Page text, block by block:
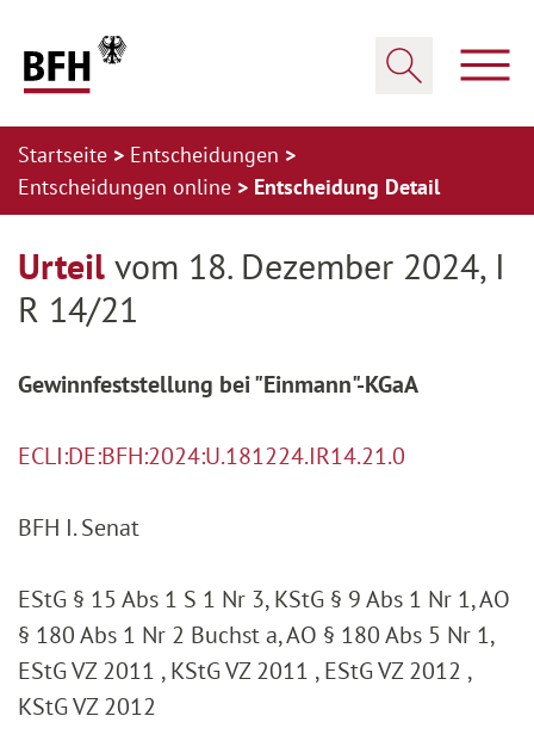
Startseite
Entscheidungen
Entscheidungen online
Entscheidung Detail
Urteil vom 18. Dezember 2024, I
R 14/21
Gewinnfeststellung bei "Einmann"-KGaA
ECLI:DE:BFH:2024:U.181224.IR14.21.0
BFH I. Senat
EStG § 15 Abs 1 S 1 Nr 3, KStG § 9 Abs 1 Nr 1, AO
§ 180 Abs 1 Nr 2 Buchst a, AO § 180 Abs 5 Nr 1,
EStG VZ 2011 , KStG VZ 2011 , EStG VZ 2012 ,
KStG VZ 2012